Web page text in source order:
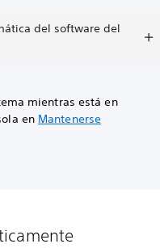
del software del
mientras está en
en Mantenerse